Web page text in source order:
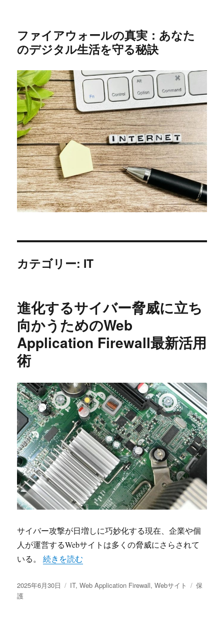
ファイアウォールの真実：あなた
のデジタル生活を守る秘訣
カテゴリー: IT
進化するサイバー脅威に立ち
向かうためのWeb
Application Firewall最新活用
術
サイバー攻撃が日増しに巧妙化する現在、企業や個
人が運営するWebサイトは多くの脅威にさらされて
いる。“進化するサイバー脅威に立ち向かうためのWeb
続きを読む
投
稿
2025年6月30日
カ
IT,Web Application Firewall,Webサイト
タ
保
護